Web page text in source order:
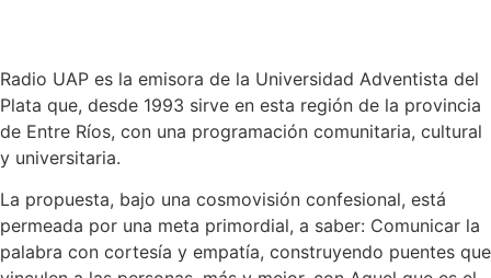
Radio UAP es la emisora de la Universidad Adventista del
Plata que, desde 1993 sirve en esta región de la provincia
de Entre Ríos, con una programación comunitaria, cultural
y universitaria.
La propuesta, bajo una cosmovisión confesional, está
permeada por una meta primordial, a saber: Comunicar la
palabra con cortesía y empatía, construyendo puentes que